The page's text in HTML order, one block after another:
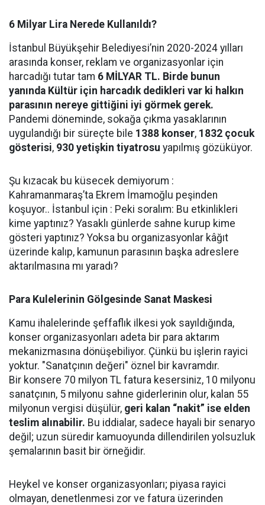
6 Milyar Lira Nerede Kullanıldı?
İstanbul Büyükşehir Belediyesi’nin 2020-2024 yılları
arasında konser, reklam ve organizasyonlar için
harcadığı tutar tam 6 MİLYAR TL. Birde bunun
yanında Kültür için harcadık dedikleri var ki halkın
parasının nereye gittiğini iyi görmek gerek.
Pandemi döneminde, sokağa çıkma yasaklarının
uygulandığı bir süreçte bile 1388 konser, 1832 çocuk
gösterisi, 930 yetişkin tiyatrosu yapılmış gözüküyor.
Şu kızacak bu küsecek demiyorum :
Kahramanmaraş’ta Ekrem İmamoğlu peşinden
koşuyor.. İstanbul için : Peki soralım: Bu etkinlikleri
kime yaptınız? Yasaklı günlerde sahne kurup kime
gösteri yaptınız? Yoksa bu organizasyonlar kâğıt
üzerinde kalıp, kamunun parasının başka adreslere
aktarılmasına mı yaradı?
Para Kulelerinin Gölgesinde Sanat Maskesi
Kamu ihalelerinde şeffaflık ilkesi yok sayıldığında,
konser organizasyonları adeta bir para aktarım
mekanizmasına dönüşebiliyor. Çünkü bu işlerin rayici
yoktur. "Sanatçının değeri" öznel bir kavramdır.
Bir konsere 70 milyon TL fatura kesersiniz, 10 milyonu
sanatçının, 5 milyonu sahne giderlerinin olur, kalan 55
milyonun vergisi düşülür, geri kalan “nakit” ise elden
teslim alınabilir. Bu iddialar, sadece hayali bir senaryo
değil; uzun süredir kamuoyunda dillendirilen yolsuzluk
şemalarının basit bir örneğidir.
Heykel ve konser organizasyonları; piyasa rayici
olmayan, denetlenmesi zor ve fatura üzerinden